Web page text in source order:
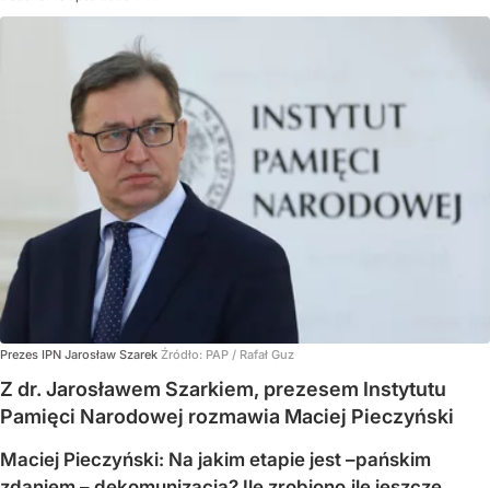
Prezes IPN Jarosław Szarek Źródło: PAP / Rafał Guz
Z dr. Jarosławem Szarkiem, prezesem Instytutu
Pamięci Narodowej rozmawia Maciej Pieczyński
Maciej Pieczyński: Na jakim etapie jest –pańskim